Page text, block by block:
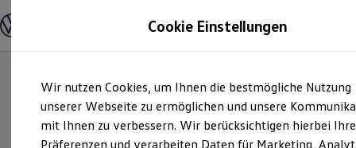
Hauptinhalt
springen
Footer
springen
Modelle und Konfigurator
Modelle vergleichen
Elektroautos
ENERGY Sondermodelle
Nutzfahrzeuge
SUV und CUV
Cookie Einstellungen
Wir nutzen Cookies, um Ihnen die bestmögliche Nutzung
unserer Webseite zu ermöglichen und unsere
mit Ihnen zu verbessern. Wir berücksichtigen hierbei Ihre
Präferenzen und verarbeiten Daten für Marketing,